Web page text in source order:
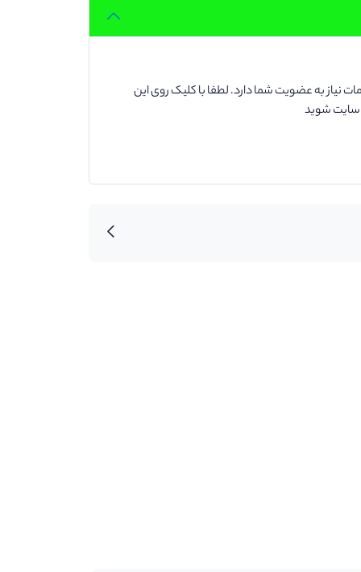
نیاز به عضویت شما دارد. لطفا با کلیک روی این
سایت شوید